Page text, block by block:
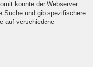
konnte der Webserver
Suche und gib spezifischere
auf verschiedene